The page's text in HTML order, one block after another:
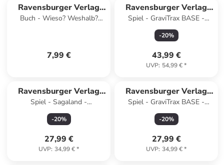
Ravensburger Verlag
GmbH
Buch - Wieso? Weshalb?
7,99 €
Ravensburger Verlag
GmbH
Spiel - GraviTrax BASE -
Starter-Set
-20%
43,99 €
UVP: 54,99 €*
Ravensburger Verlag
GmbH
Spiel - Sagaland -
Gesellschaftsspiel &
Brettspiel ab 6 Jahre
-20%
27,99 €
UVP: 34,99 €*
Ravensburger Verlag
GmbH
Spiel - GraviTrax BASE -
Skytrax
-20%
27,99 €
UVP: 34,99 €*